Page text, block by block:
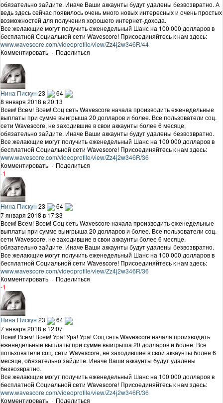
обязательно зайдите. Иначе Ваши аккаунты будут удалены безвозвратно. А
ведь здесь сейчас появилось очень много новых интересных и очень простых
возможностей для получения хорошего интернет-дохода.
Все желающие могут получить еженедельный Шанс на 100 000 долларов в
бесплатной Социальной сети Wavescore! Присоединяйтесь к нам здесь:
www.wavescore.com/videoprofile/view/Zz4j2w346R/44
Комментировать · Поделиться
Нина Пискун 23
64
8 января 2018 в 20:13
Всем! Всем! Всем! Соц сеть Wavescore начала производить еженедельные
выплаты при сумме выигрыша 20 долларов и более. Все пользователи соц.
сети Wavescore, не заходившие в свои аккаунты более 6 месяце,
обязательно зайдите. Иначе Ваши аккаунты будут удалены безвозвратно.
Все желающие могут получить еженедельный Шанс на 100 000 долларов в
бесплатной Социальной сети Wavescore! Присоединяйтесь к нам здесь:
www.wavescore.com/videoprofile/view/Zz4j2w346R/36
Комментировать · Поделиться
-1
Нина Пискун 23
64
7 января 2018 в 17:33
Всем! Всем! Всем! Соц сеть Wavescore начала производить еженедельные
выплаты при сумме выигрыша 20 долларов и более. Все пользователи соц.
сети Wavescore, не заходившие в свои аккаунты более 6 месяце,
обязательно зайдите. Иначе Ваши аккаунты будут удалены безвозвратно.
Все желающие могут получить еженедельный Шанс на 100 000 долларов в
бесплатной Социальной сети Wavescore! Присоединяйтесь к нам здесь:
www.wavescore.com/videoprofile/view/Zz4j2w346R/36
Комментировать · Поделиться
-1
Нина Пискун 23
64
7 января 2018 в 12:07
Всем! Всем! Всем! Ура! Ура! Ура! Соц сеть Wavescore начала производить
еженедельные выплаты при сумме выигрыша 20 долларов и более. Все
пользователи соц. сети Wavescore, не заходившие в свои аккаунты более 6
месяце, обязательно зайдите. Иначе Ваши аккаунты будут удалены
безвозвратно.
Все желающие могут получить еженедельный Шанс на 100 000 долларов в
бесплатной Социальной сети Wavescore! Присоединяйтесь к нам здесь:
www.wavescore.com/videoprofile/view/Zz4j2w346R/36
Комментировать · Поделиться